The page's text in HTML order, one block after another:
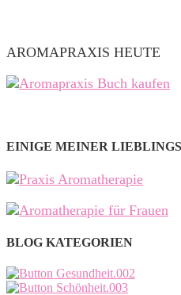
AROMAPRAXIS HEUTE
EINIGE MEINER
BLOG KATEGORIEN